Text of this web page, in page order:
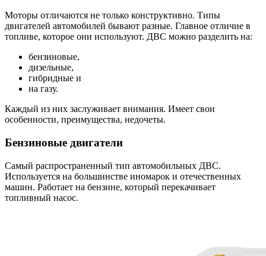
Моторы отличаются не только конструктивно. Типы
двигателей автомобилей бывают разные. Главное отличие в
топливе, которое они используют. ДВС можно разделить на:
бензиновые,
дизельные,
гибридные и
на газу.
Каждый из них заслуживает внимания. Имеет свои
особенности, преимущества, недочеты.
Бензиновые двигатели
Самый распространенный тип автомобильных ДВС.
Используется на большинстве иномарок и отечественных
машин. Работает на бензине, который перекачивает
топливный насос.